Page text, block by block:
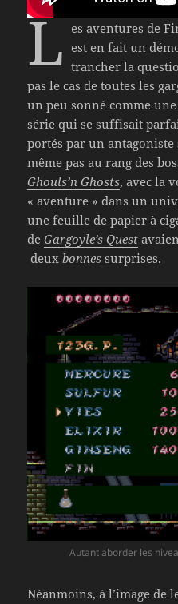
L es aventures de
est en fait un
trancher la
pas le cas de toutes les
un peu sonné comme
série qui se suffisait
portés par un
même pas au rang des
Ghouls’n Ghosts, avec la
« aventure » dans un
une feuille de papier à
deGargoyle’s Quest
deuxbonnes surprises.
Autant aborder les
Néanmoins, à l’image